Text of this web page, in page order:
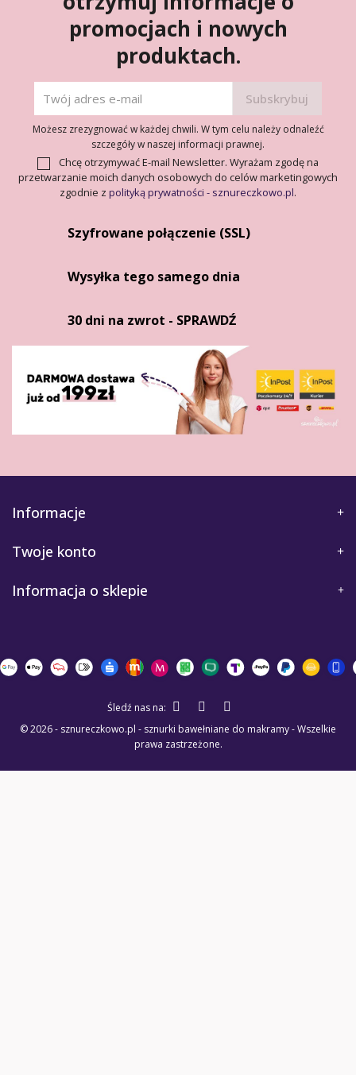
promocjach i nowych
produktach.
Możesz zrezygnować w każdej chwili. W tym celu należy odnaleźć
szczegóły w naszej informacji prawnej.
Chcę otrzymywać E-mail Newsletter. Wyrażam zgodę na
przetwarzanie moich danych osobowych do celów marketingowych
zgodnie z polityką prywatności - sznureczkowo.pl.
Szyfrowane połączenie (SSL)
Wysyłka tego samego dnia
30 dni na zwrot - SPRAWDŹ
Informacje
Twoje konto
Informacja o sklepie
© 2026 - sznureczkowo.pl - sznurki bawełniane do makramy - Wszelkie
prawa zastrzeżone.
Śledź nas na: